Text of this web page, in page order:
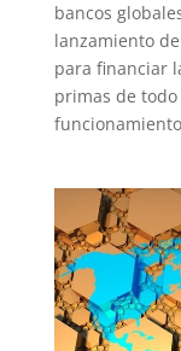
bancos
lanzamiento
para financiar
primas de